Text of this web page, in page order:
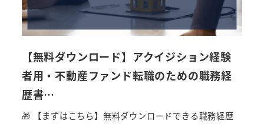
【無料ダウンロード】アクイジション経験
者用・不動産ファンド転職のための職務経
歴書…
🎁 【まずはこちら】無料ダウンロードできる職務経歴